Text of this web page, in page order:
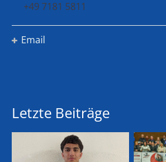
+49 7181 5811
Email
Letzte Beiträge